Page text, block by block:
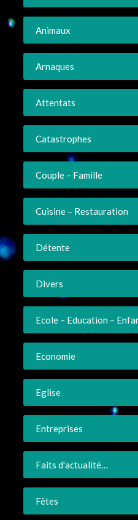
Animaux
Arnaques
Attentats
Catastrophes
Couple – Famille
Cuisine – Restauration
Détente
Divers
Ecole – Education –
Economie
Eglise
Entreprises
Faits d'actualité…
Fêtes